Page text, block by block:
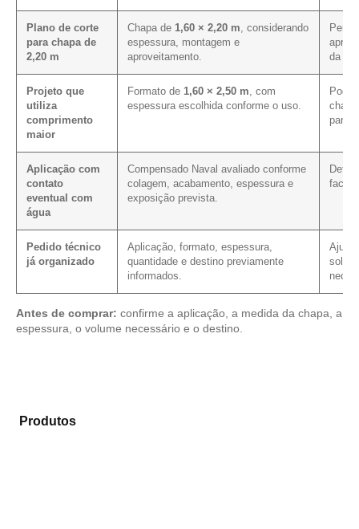
Plano de corte
para chapa de
2,20 m
Chapa de 1,60 × 2,20 m , considerando
espessura, montagem e
aproveitamento.
da
Projeto que
utiliza
comprimento
maior
Formato de 1,60 × 2,50 m , com
espessura escolhida conforme o uso.
Pode
para
Aplicação com
contato
eventual com
água
Compensado Naval avaliado conforme
colagem, acabamento, espessura e
exposição prevista.
Pedido técnico
já organizado
Aplicação, formato, espessura,
quantidade e destino previamente
informados.
Ajuda
Antes de comprar: confirme a aplicação, a medida da chapa, a
espessura, o volume necessário e o destino.
Produtos